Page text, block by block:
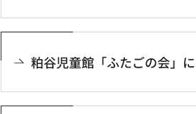
粕谷児童館「ふたごの会」